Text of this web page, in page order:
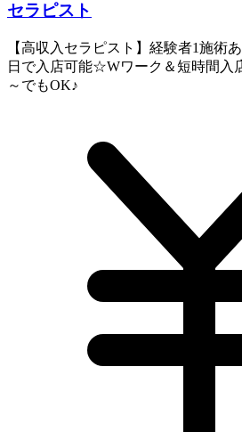
セラピスト
【高収入セラピスト】経験者1施術
日で入店可能☆Wワーク＆短時間入
～でもOK♪